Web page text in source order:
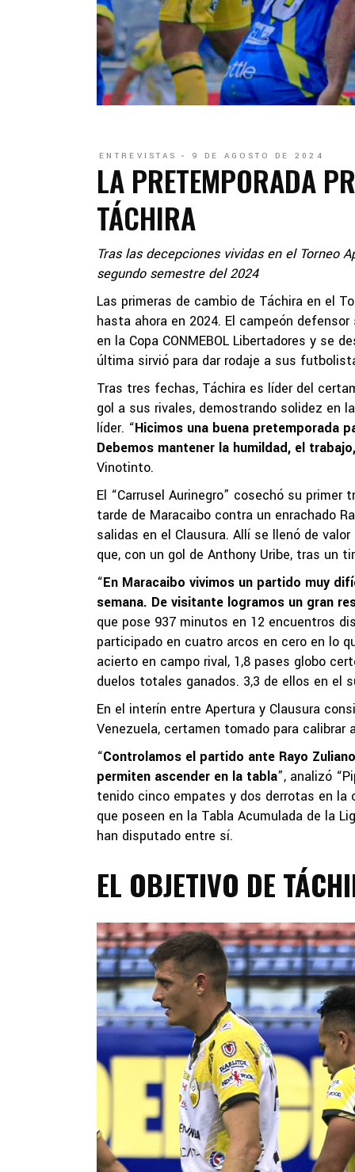
ENTREVISTAS 9 DE AGOSTO DE 2024
LA PRETEMPORADA
TÁCHIRA
Tras las decepciones vividas en el Torneo
segundo semestre del 2024
Las primeras de cambio de Táchira en el
hasta ahora en 2024. El campeón
en la Copa CONMEBOL Libertadores y se
última sirvió para dar rodaje a sus
Tras tres fechas, Táchira es líder del
gol a sus rivales, demostrando solidez en
líder. “Hicimos una buena pretemporada
Debemos mantener la humildad, el
Vinotinto.
El “Carrusel Aurinegro” cosechó su
tarde de Maracaibo contra un enrachado
salidas en el Clausura. Allí se llenó de
que, con un gol de Anthony Uribe, tras un
“En Maracaibo vivimos un partido muy
semana. De visitante logramos un gran
que pose 937 minutos en 12 encuentros
participado en cuatro arcos en cero en lo
acierto en campo rival, 1,8 pases globo
duelos totales ganados. 3,3 de ellos en el
En el interín entre Apertura y Clausura
Venezuela, certamen tomado para calibrar
“Controlamos el partido ante Rayo
permiten ascender en la tabla”, analizó
tenido cinco empates y dos derrotas en la
que poseen en la Tabla Acumulada de la
han disputado entre sí.
EL OBJETIVO DE